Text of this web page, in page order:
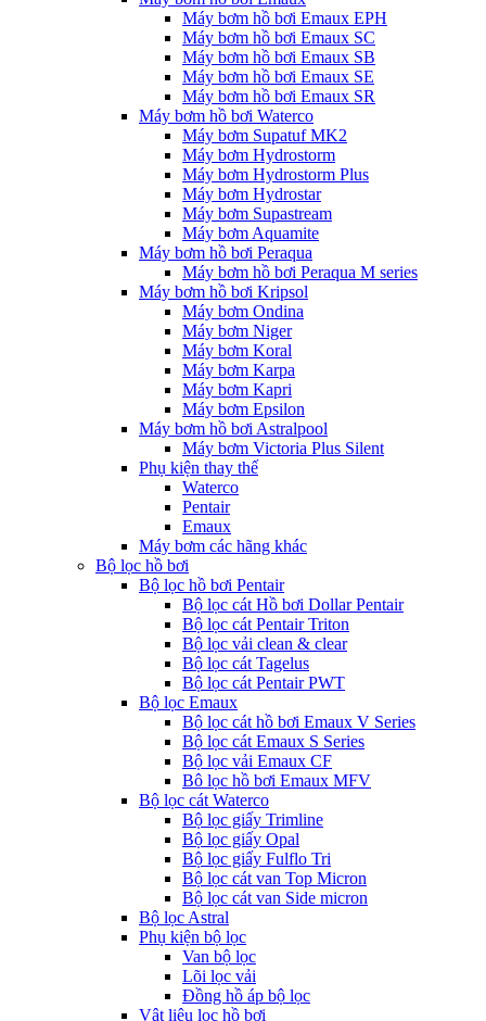
Máy bơm hồ bơi Emaux EPH
Máy bơm hồ bơi Emaux SC
Máy bơm hồ bơi Emaux SB
Máy bơm hồ bơi Emaux SE
Máy bơm hồ bơi Emaux SR
Máy bơm hồ bơi Waterco
Máy bơm Supatuf MK2
Máy bơm Hydrostorm
Máy bơm Hydrostorm Plus
Máy bơm Hydrostar
Máy bơm Supastream
Máy bơm Aquamite
Máy bơm hồ bơi Peraqua
Máy bơm hồ bơi Peraqua M series
Máy bơm hồ bơi Kripsol
Máy bơm Ondina
Máy bơm Niger
Máy bơm Koral
Máy bơm Karpa
Máy bơm Kapri
Máy bơm Epsilon
Máy bơm hồ bơi Astralpool
Máy bơm Victoria Plus Silent
Phụ kiện thay thế
Waterco
Pentair
Emaux
Máy bơm các hãng khác
Bộ lọc hồ bơi
Bộ lọc hồ bơi Pentair
Bộ lọc cát Hồ bơi Dollar Pentair
Bộ lọc cát Pentair Triton
Bộ lọc vải clean & clear
Bộ lọc cát Tagelus
Bộ lọc cát Pentair PWT
Bộ lọc Emaux
Bộ lọc cát hồ bơi Emaux V Series
Bộ lọc cát Emaux S Series
Bộ lọc vải Emaux CF
Bô lọc hồ bơi Emaux MFV
Bộ lọc cát Waterco
Bộ lọc giấy Trimline
Bộ lọc giấy Opal
Bộ lọc giấy Fulflo Tri
Bộ lọc cát van Top Micron
Bộ lọc cát van Side micron
Bộ lọc Astral
Phụ kiện bộ lọc
Van bộ lọc
Lõi lọc vải
Đồng hồ áp bộ lọc
Vật liệu lọc hồ bơi